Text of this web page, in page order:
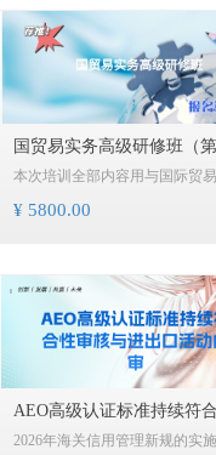
国贸易实务高级研修班（
期）
本次培训全部内容用与国际贸
相关的案例支撑，绝大部分取自
晦涩难懂的贸易知识和制度设
景。
¥ 5800.00
AEO高级认证标准持续符
审核与进出口活动内审
2026年海关信用管理新规的实